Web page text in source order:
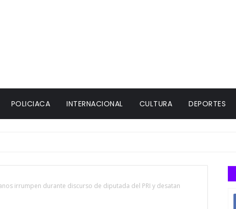
POLICIACA INTERNACIONAL CULTURA DEPORTES
irrumpen durante discurso de diputada del PRI y desatan